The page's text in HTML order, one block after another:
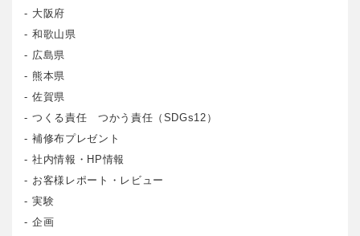
大阪府
和歌山県
広島県
熊本県
佐賀県
つくる責任 つかう責任（SDGs12）
補修布プレゼント
社内情報・HP情報
お客様レポート・レビュー
実験
企画